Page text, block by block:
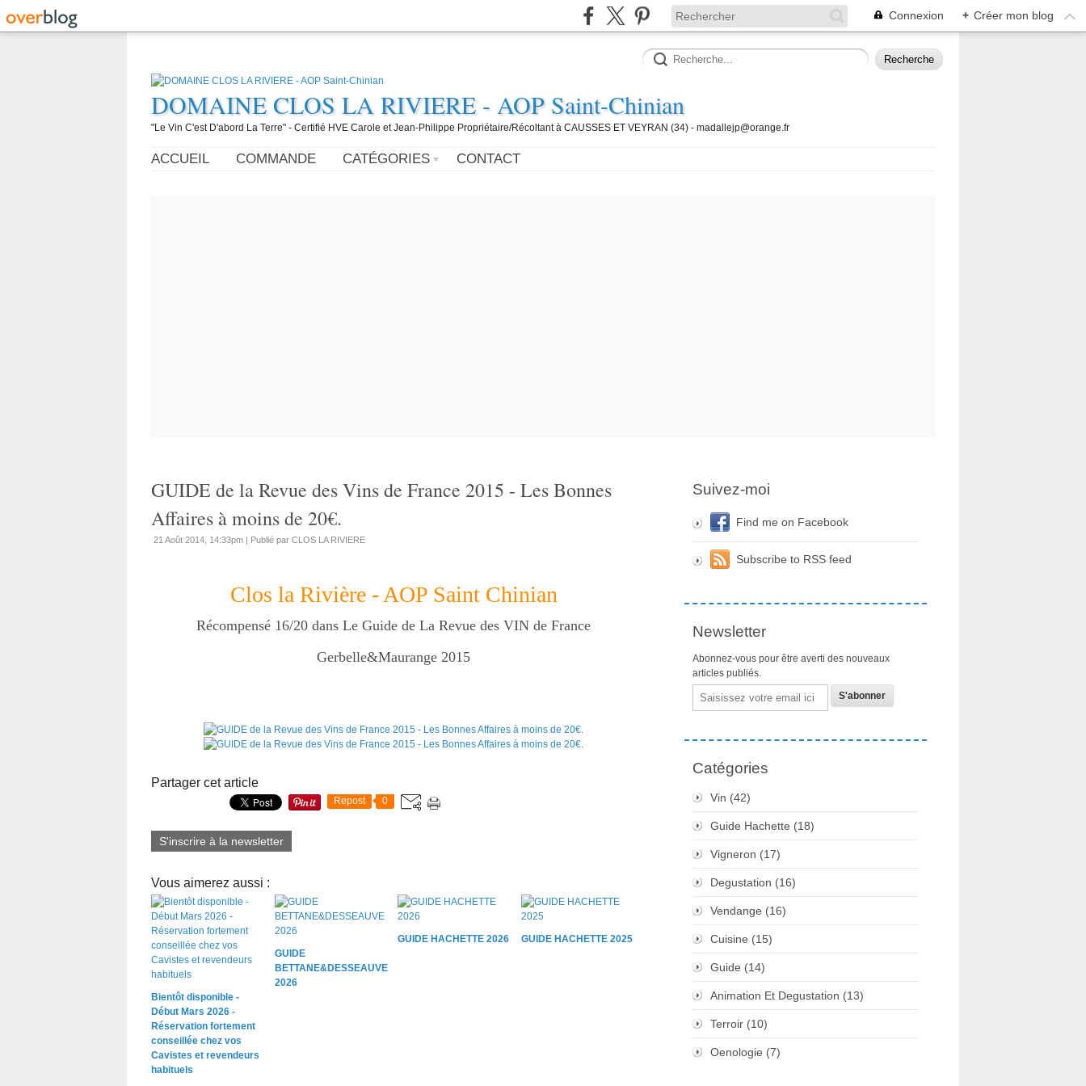
Connexion + Créer mon blog
DOMAINE CLOS LA RIVIERE - AOP Saint-Chinian
"Le Vin C'est D'abord La Terre" - Certifié HVE Carole et Jean-Philippe Propriétaire/Récoltant à CAUSSES ET VEYRAN (34) - madallejp@orange.fr
ACCUEIL COMMANDE CATÉGORIES CONTACT
GUIDE de la Revue des Vins de France 2015 - Les Bonnes
Affaires à moins de 20€.
21 Août 2014, 14:33pm | Publié par CLOS LA RIVIERE
Clos la Rivière- AOP Saint Chinian
Récompensé 16/20 dans Le Guide de La Revue des VIN de France
Gerbelle&Maurange 2015
Partager cet article
Repost 0
S'inscrire à la newsletter
Vous aimerez aussi :
Bientôt disponible -
Début Mars 2026 -
Réservation fortement
conseillée chez vos
Cavistes et revendeurs
habituels
GUIDE
BETTANE&DESSEAUVE
2026
GUIDE HACHETTE 2026 GUIDE HACHETTE 2025
Suivez-moi
Find me on Facebook
Subscribe to RSS feed
Newsletter
Abonnez-vous pour être averti des nouveaux
articles publiés.
Email
Catégories
Vin (42)
Guide Hachette (18)
Vigneron (17)
Degustation (16)
Vendange (16)
Cuisine (15)
Guide (14)
Animation Et Degustation (13)
Terroir (10)
Oenologie (7)